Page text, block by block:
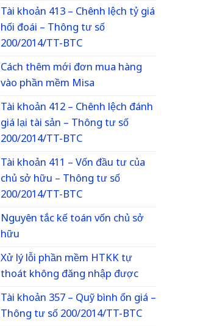
Tài khoản 413 – Chênh lệch tỷ giá
hối đoái – Thông tư số
200/2014/TT-BTC
Cách thêm mới đơn mua hàng
vào phần mềm Misa
Tài khoản 412 – Chênh lệch đánh
giá lại tài sản – Thông tư số
200/2014/TT-BTC
Tài khoản 411 – Vốn đầu tư của
chủ sở hữu – Thông tư số
200/2014/TT-BTC
Nguyên tắc kế toán vốn chủ sở
hữu
Xử lý lỗi phần mềm HTKK tự
thoát không đăng nhập được
Tài khoản 357 – Quỹ bình ổn giá –
Thông tư số 200/2014/TT-BTC